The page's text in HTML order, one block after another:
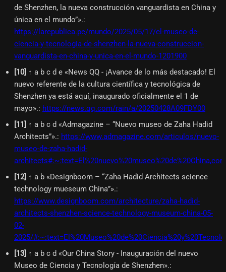
de Shenzhen, la nueva construcción vanguardista en China y
única en el mundo”».:
https://larepublica.pe/mundo/2025/05/17/el-museo-de-
ciencia-y-tecnologia-de-shenzhen-la-nueva-construccion-
vanguardista-en-china-y-unica-en-el-mundo-1201900
[10] ↑ a b c d e «News QQ - ¡Avance de lo más destacado! El
nuevo referente de la cultura científica y tecnológica de
Shenzhen ya está aquí, inaugurado oficialmente el 1 de
mayo».: https://news.qq.com/rain/a/20250428A09FDY00
[11] ↑ a b c d «Admagazine – “Nuevo museo de Zaha Hadid
Architects”».: https://www.admagazine.com/articulos/nuevo-
museo-de-zaha-hadid-
[12] ↑ a b «Designboom – “Zaha Hadid Architects science
technology mueseum China”».:
https://www.designboom.com/architecture/zaha-hadid-
architects-shenzhen-science-technology-museum-china-05-
02-
2025/
[13] ↑ a b c d «Our China Story - Inauguración del nuevo
Museo de Ciencia y Tecnología de Shenzhen».: